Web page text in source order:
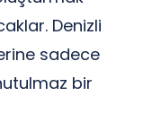
Denizli
sadece
bir